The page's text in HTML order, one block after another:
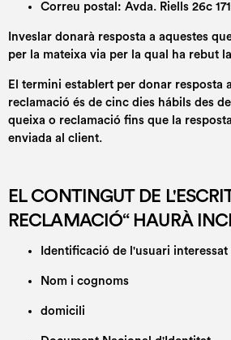
Correu postal: Avda. Riells 26c
Inveslar donarà resposta a aquestes
per la mateixa via per la qual ha rebut
El termini establert per donar resposta
reclamació és de cinc dies hábils des
queixa o reclamació fins que la
enviada al client.
EL CONTINGUT DE
RECLAMACIÓ“ HAURÀ
Identificació de l'usuari interessat
Nom i cognoms
domicili